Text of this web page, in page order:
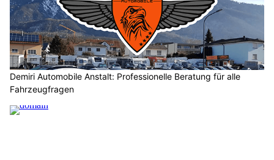
Demiri Automobile Anstalt: Professionelle Beratung für alle
Fahrzeugfragen